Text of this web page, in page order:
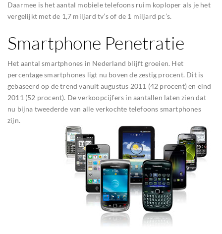
Daarmee is het aantal mobiele telefoons ruim koploper als je het
vergelijkt met de 1,7 miljard tv’s of de 1 miljard pc’s.
Smartphone Penetratie
Het aantal smartphones in Nederland blijft groeien. Het
percentage smartphones ligt nu boven de zestig procent. Dit is
gebaseerd op de trend vanuit augustus 2011 (42 procent) en eind
2011 (52 procent). De verkoopcijfers in aantallen laten zien dat
nu bijna tweederde van alle verkochte telefoons smartphones
zijn.